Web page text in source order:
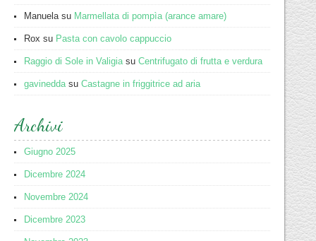
Manuelasu Marmellata di pompìa (arance amare)
Rox su Pasta con cavolo cappuccio
Raggio di Sole in ValigiasuCentrifugato di frutta e verdura
gavineddasuCastagne in friggitrice ad aria
Archivi
Giugno 2025
Dicembre 2024
Novembre 2024
Dicembre 2023